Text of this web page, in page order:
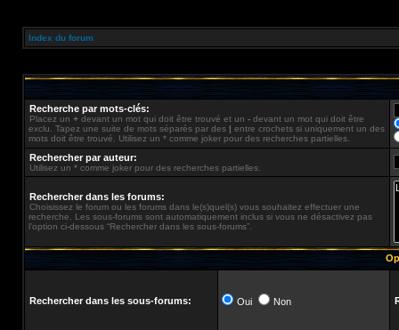
Index du forum
Recherche par mots-clés:
Placez un + devant un mot qui doit être trouvé et un - devant un mot qui doit être
exclu. Tapez une suite de mots séparés par des | entre crochets si uniquement un des
mots doit être trouvé. Utilisez un * comme joker pour des recherches partielles.
Rechercher par auteur:
Utilisez un * comme joker pour des recherches partielles.
Rechercher dans les forums:
Choisissez le forum ou les forums dans le(s)quel(s) vous souhaitez effectuer une
recherche. Les sous-forums sont automatiquement inclus si vous ne désactivez pas
l’option ci-dessous “Rechercher dans les sous-forums”.
Rechercher dans les sous-forums: Oui Non